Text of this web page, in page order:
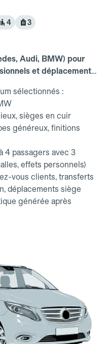
4 3
Audi, BMW) pour
et déplacements
sélectionnés :
sièges en cuir
généreux, finitions
4 passagers avec 3
effets personnels)
vous clients, transferts
déplacements siège
générée après